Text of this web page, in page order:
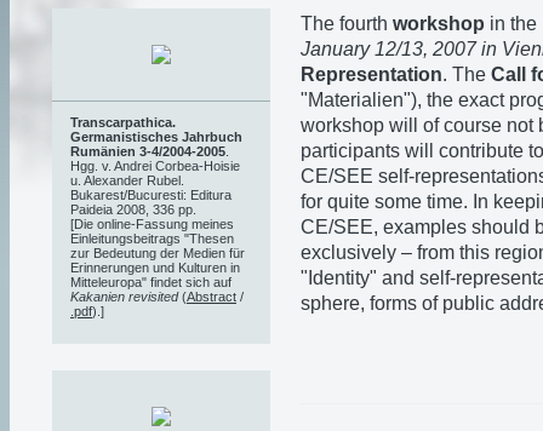
The fourth workshop in the
January 12/13, 2007 in
Representation. The Call
"Materialien"), the exact
workshop will of course not
participants will contribute
CE/SEE self-
for quite some time. In
CE/SEE, examples should
exclusively – from this
"Identity" and self-
sphere, forms of public
Transcarpathica.
Germanistisches Jahrbuch
Rumänien 3-4/2004-2005
Hgg. v. Andrei Corbea-Hoisie
u. Alexander Rubel.
Bukarest/Bucuresti: Editura
Paideia 2008, 336 pp.
[Die online-Fassung meines
Einleitungsbeitrags "Thesen
zur Bedeutung der Medien für
Erinnerungen und Kulturen in
Mitteleuropa" findet sich auf
Kakanien revisited(Abstract /
.pdf).]